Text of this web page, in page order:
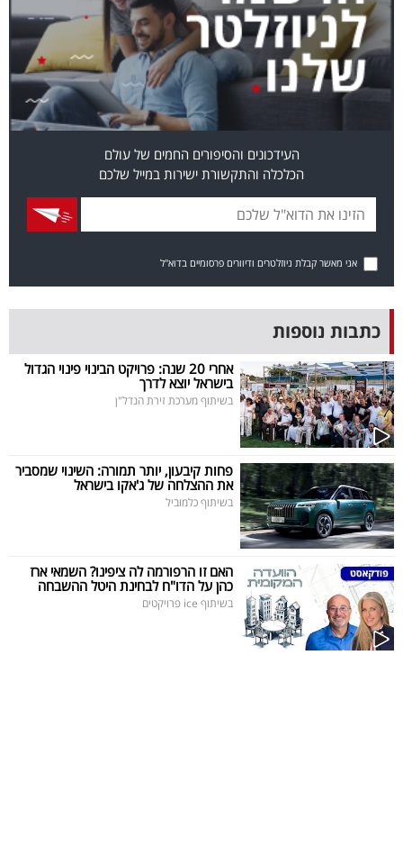
מייל
אדום
אחרינו:
העידכונים והסיפורים החמים של עולם
הכלכלה והתקשורת ישירות במייל שלכם
אני מאשר קבלת ניוזלטרים ודיוורים פרסומיים בדוא"ל
כתבות נוספות
אחרי 20 שנה: פרויקט הבינוי פינוי הגדול
בישראל יוצא לדרך
בשיתוף מערכת זירת הנדל"ן
פחות קיבעון, יותר תמורה: השינוי שמסביר
את ההצלחה של ג'אקו בישראל
בשיתוף כלמוביל
האם זו הרפורמה לה ציפינו? השמאי ארז
כהן על הדו"ח לבחינת היטל ההשבחה
בשיתוף ice פרויקטים